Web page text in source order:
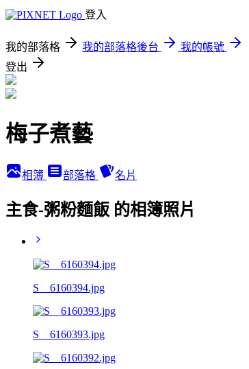
登入
我的部落格 我的部落格後台
我的帳號
登出
梅子煮藝
相簿 部落格 名片
主食-粥粉麵飯 的相簿照片
S__6160394.jpg
S__6160393.jpg